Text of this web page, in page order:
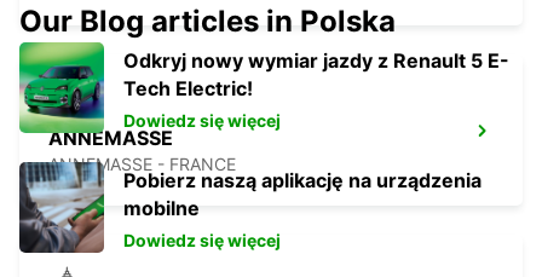
ANNEMASSE
ANNEMASSE - FRANCE
Our Blog articles in Polska
Odkryj nowy wymiar jazdy z Renault 5 E-
Tech Electric!
Dowiedz się więcej
Pobierz naszą aplikację na urządzenia
mobilne
Dowiedz się więcej